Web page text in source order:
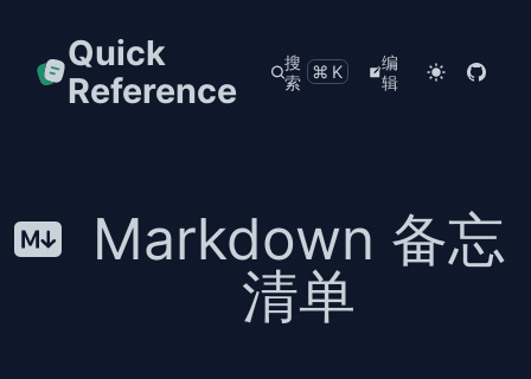
Quick
Reference
搜
索
⌘K
编
辑
Markdown 备忘
清单